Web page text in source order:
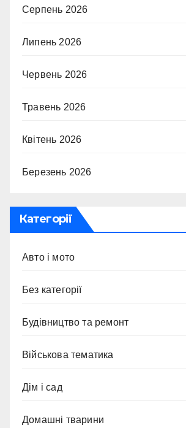
Серпень 2026
Липень 2026
Червень 2026
Травень 2026
Квітень 2026
Березень 2026
Категорії
Авто і мото
Без категорії
Будівництво та ремонт
Військова тематика
Дім і сад
Домашні тварини